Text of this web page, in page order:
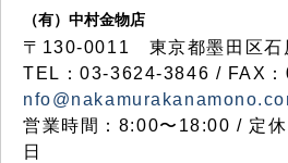
（有）中村金物店
〒130-0011 東京都墨田区石
TEL：03-3624-3846 / FAX
営業時間：8:00〜18:00 / 定
日